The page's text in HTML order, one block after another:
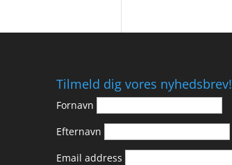
Tilmeld dig vores nyhedsbrev!
Fornavn
Efternavn
Email address